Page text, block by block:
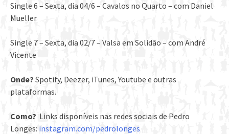
Single 6 – Sexta, dia 04/6 – Cavalos no Quarto – com Daniel
Mueller
Single 7 – Sexta, dia 02/7 – Valsa em Solidão – com André
Vicente
Onde? Spotify, Deezer, iTunes, Youtube e outras
plataformas.
Como? Links disponíveis nas redes sociais de Pedro
Longes: instagram.com/pedrolonges